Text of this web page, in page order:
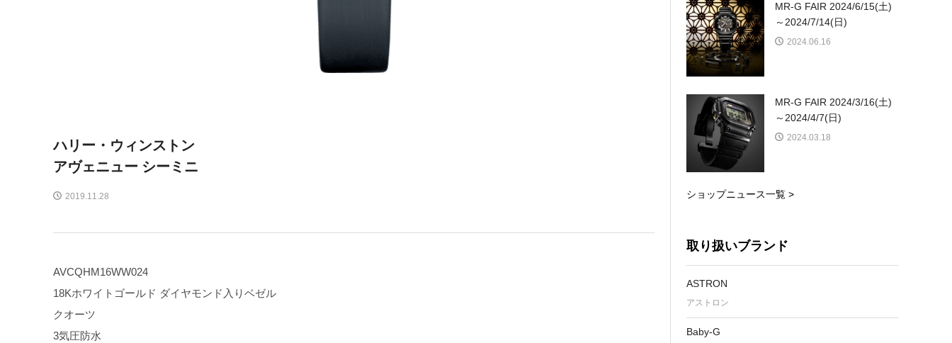
ハリー・ウィンストン
アヴェニュー シーミニ
2019.11.28
AVCQHM16WW024
18Kホワイトゴールド ダイヤモンド入りベゼル
クオーツ
3気圧防水
MR-G FAIR 2024/6/15(土)
～2024/7/14(日)
2024.06.16
MR-G FAIR 2024/3/16(土)
～2024/4/7(日)
2024.03.18
ショップニュース一覧 >
取り扱いブランド
ASTRON
アストロン
Baby-G